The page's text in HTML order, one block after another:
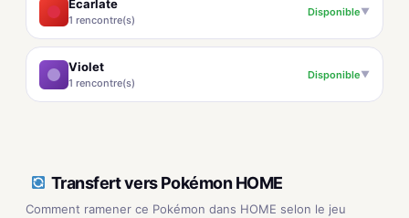
Écarlate
1 rencontre(s)
Disponible▼
Violet
1 rencontre(s)
Disponible▼
Transfert vers Pokémon HOME
Comment ramener ce Pokémon dans HOME selon le jeu